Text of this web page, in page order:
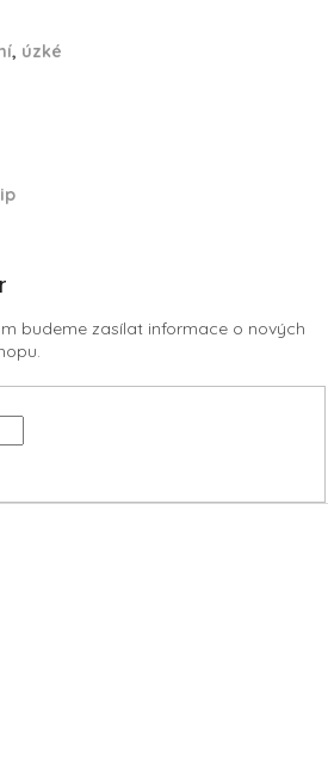
, úzké
budeme zasílat informace o nových